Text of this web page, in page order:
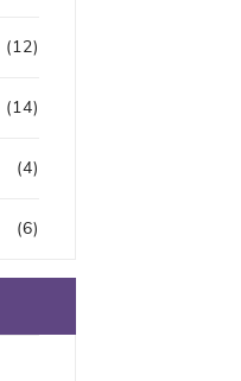
(12)
(14)
(4)
(6)